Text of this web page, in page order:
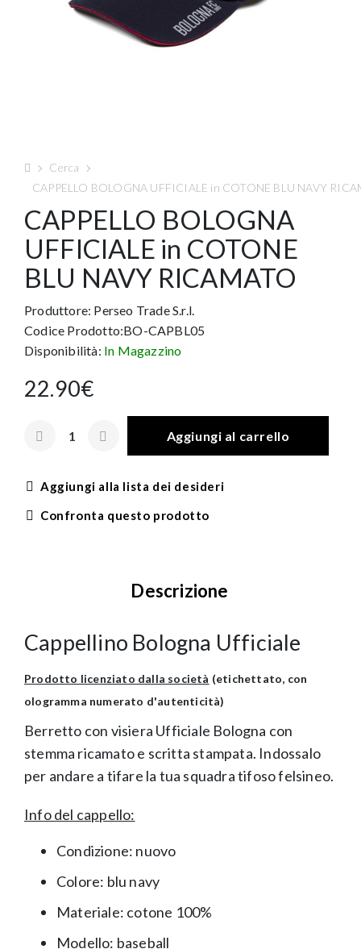
Cerca
CAPPELLO BOLOGNA UFFICIALE in COTONE BLU NAVY
CAPPELLO BOLOGNA
UFFICIALE in COTONE
BLU NAVY RICAMATO
Produttore: Perseo Trade S.r.l.
Codice Prodotto:BO-CAPBL05
Disponibilità: In Magazzino
22.90€
Aggiungi al carrello
Aggiungi alla lista dei desideri
Confronta questo prodotto
Descrizione
Cappellino Bologna Ufficiale
Prodotto licenziato dalla società (etichettato, con
ologramma numerato d'autenticità)
Berretto con visiera Ufficiale Bologna con
stemma ricamato e scritta stampata. Indossalo
per andare a tifare la tua squadra tifoso felsineo.
Info del cappello:
Condizione: nuovo
Colore: blu navy
Materiale: cotone 100%
Modello: baseball